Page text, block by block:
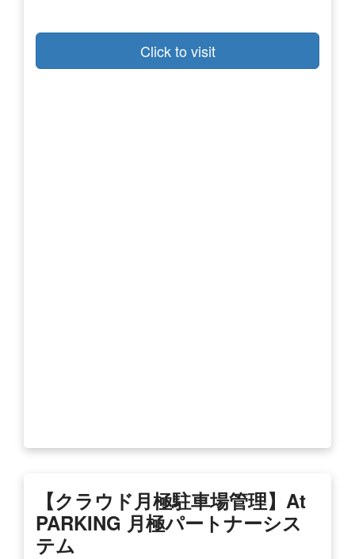
Click to visit
【クラウド月極駐車場管理】at
PARKING 月極パートナーシス
テム